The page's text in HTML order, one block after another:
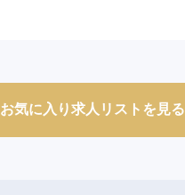
お気に入り求人リストを見る